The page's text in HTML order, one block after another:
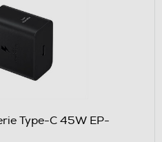
Type-C 45W EP-